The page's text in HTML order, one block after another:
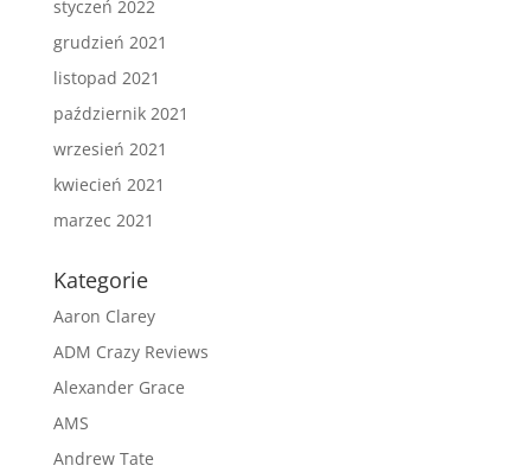
styczeń 2022
grudzień 2021
listopad 2021
październik 2021
wrzesień 2021
kwiecień 2021
marzec 2021
Kategorie
Aaron Clarey
ADM Crazy Reviews
Alexander Grace
AMS
Andrew Tate